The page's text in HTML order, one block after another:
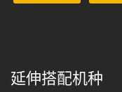
延伸搭配机种